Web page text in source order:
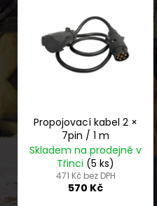
Propojovací kabel 2 ×
7pin / 1 m
Skladem na prodejně v
Třinci (5 ks)
471 Kč bez DPH
570 Kč